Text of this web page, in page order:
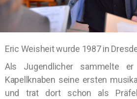
Eric Weisheit wurde 1987 in
Als Jugendlicher sammelte
Kapellknaben seine ersten
und trat dort schon als